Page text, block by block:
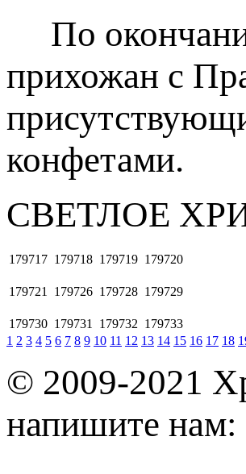
По
прихожан с
конфетами.
СВЕТЛОЕ
179717 179718 179719 179720
179721 179726 179728 179729
179730 179731 179732 179733
1 2 3 4 5 6 7 8 9 10 11 12 13 14 15 16 17 18
© 2009-2021
напишите нам: